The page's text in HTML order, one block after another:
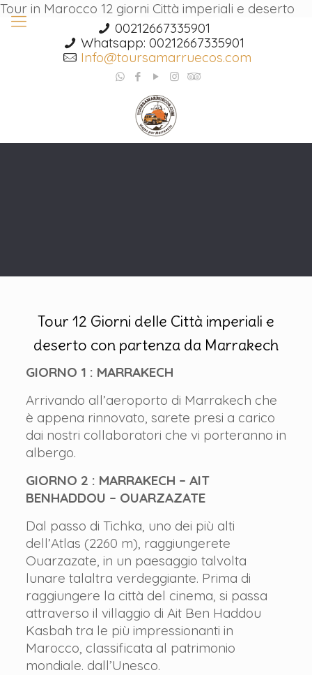
Tour in Marocco 12 giorni Città imperiali e deserto
00212667335901
Whatsapp: 00212667335901
Info@toursamarruecos.com
Tour 12 Giorni delle Città imperiali e
deserto con partenza da Marrakech
GIORNO 1 : MARRAKECH
Arrivando all’aeroporto di Marrakech che
è appena rinnovato, sarete presi a carico
dai nostri collaboratori che vi porteranno in
albergo.
GIORNO 2 : MARRAKECH – AIT
BENHADDOU – OUARZAZATE
Dal passo di Tichka, uno dei più alti
dell’Atlas (2260 m), raggiungerete
Ouarzazate, in un paesaggio talvolta
lunare talaltra verdeggiante. Prima di
raggiungere la città del cinema, si passa
attraverso il villaggio di Ait Ben Haddou
Kasbah tra le più impressionanti in
Marocco, classificata al patrimonio
mondiale. dall’Unesco.